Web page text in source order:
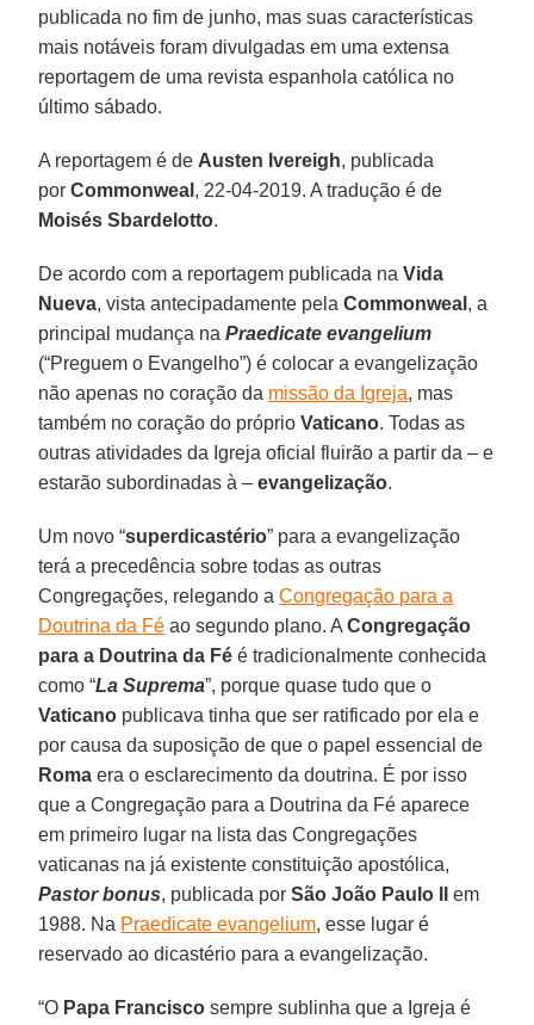
publicada no fim de junho, mas suas características
mais notáveis foram divulgadas em uma extensa
reportagem de uma revista espanhola católica no
último sábado.
A reportagem é de Austen Ivereigh, publicada
porCommonweal , 22-04-2019. A tradução é de
Moisés Sbardelotto.
De acordo com a reportagem publicada naVida
Nueva, vista antecipadamente pelaCommonweal , a
principal mudança naPraedicate evangelium
(“Preguem o Evangelho”) é colocar a evangelização
não apenas no coração da missão da Igreja, mas
também no coração do próprioVaticano. Todas as
outras atividades da Igreja oficial fluirão a partir da – e
estarão subordinadas à –evangelização.
Um novo “superdicastério” para a evangelização
terá a precedência sobre todas as outras
Congregações, relegando aCongregação para a
Doutrina da Fé ao segundo plano. ACongregação
para a Doutrina da Fé é tradicionalmente conhecida
como “La Suprema”, porque quase tudo que o
Vaticano publicava tinha que ser ratificado por ela e
por causa da suposição de que o papel essencial de
Roma era o esclarecimento da doutrina. É por isso
que a Congregação para a Doutrina da Fé aparece
em primeiro lugar na lista das Congregações
vaticanas na já existente constituição apostólica,
Pastor bonus, publicada porSão João Paulo II
em
1988. Na Praedicate evangelium, esse lugar é
reservado ao dicastério para a evangelização.
“O Papa Francisco sempre sublinha que a Igreja é